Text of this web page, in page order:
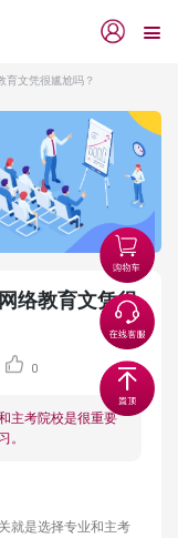
育文凭很尴尬吗？
络教育文凭很
0
主考院校是很重要
。
就是选择专业和主考